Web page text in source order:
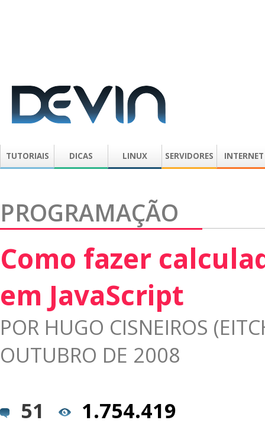
TUTORIAIS DICAS LINUX SERVIDORES INTERNET
PROGRAMAÇÃO
Como fazer
em JavaScript
POR HUGO CISNEIROS
OUTUBRO DE 2008
51
1.754.419